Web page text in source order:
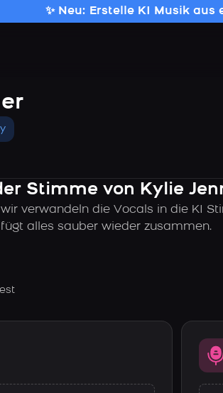
✨ Neu: Erstelle KI Musik aus
Stimme von Kylie
verwandeln die Vocals in die KI
alles sauber wieder zusammen.